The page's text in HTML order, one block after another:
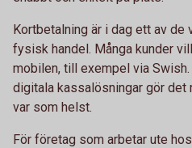
Kortbetalning är i dag ett av
fysisk handel. Många kunder
mobilen, till exempel via
digitala kassalösningar gör det
var som helst.
För företag som arbetar ute